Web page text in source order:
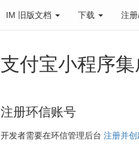
IM 旧版文档 下载 注
支付宝小程序
注册环信账号
开发者需要在环信管理后台注册并创